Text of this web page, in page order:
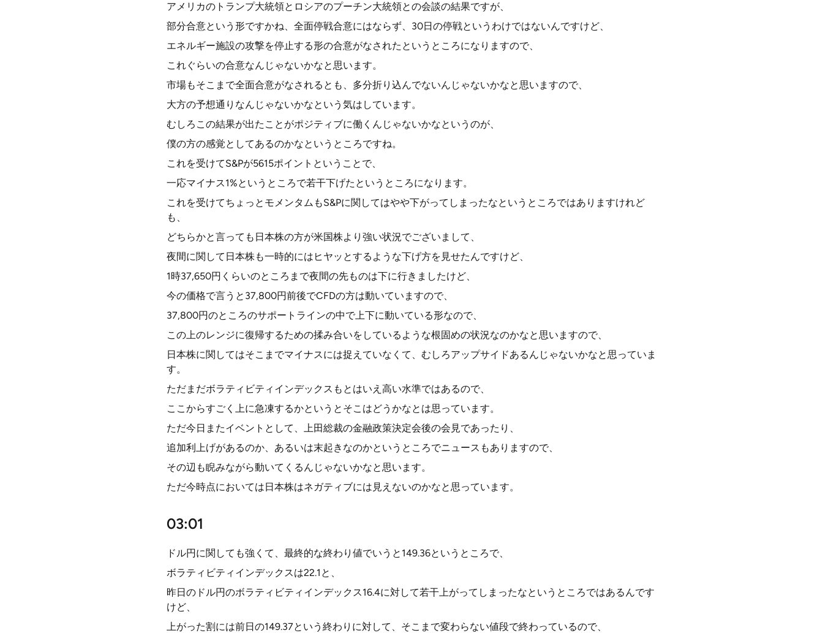
アメリカのトランプ大統領とロシアのプーチン大統領との会談の結果ですが、
部分合意という形ですかね、全面停戦合意にはならず、30日の停戦というわけではないんですけど、
エネルギー施設の攻撃を停止する形の合意がなされたというところになりますので、
これぐらいの合意なんじゃないかなと思います。
市場もそこまで全面合意がなされるとも、多分折り込んでないんじゃないかなと思いますので、
大方の予想通りなんじゃないかなという気はしています。
むしろこの結果が出たことがポジティブに働くんじゃないかなというのが、
僕の方の感覚としてあるのかなというところですね。
これを受けてS&Pが5615ポイントということで、
一応マイナス1%というところで若干下げたというところになります。
これを受けてちょっとモメンタムもS&Pに関してはやや下がってしまったなというところではありますけれど
も、
どちらかと言っても日本株の方が米国株より強い状況でございまして、
夜間に関して日本株も一時的にはヒヤッとするような下げ方を見せたんですけど、
1時37,650円くらいのところまで夜間の先ものは下に行きましたけど、
今の価格で言うと37,800円前後でCFDの方は動いていますので、
37,800円のところのサポートラインの中で上下に動いている形なので、
この上のレンジに復帰するための揉み合いをしているような根固めの状況なのかなと思いますので、
日本株に関してはそこまでマイナスには捉えていなくて、むしろアップサイドあるんじゃないかなと思っていま
す。
ただまだボラティビティインデックスもとはいえ高い水準ではあるので、
ここからすごく上に急凍するかというとそこはどうかなとは思っています。
ただ今日またイベントとして、上田総裁の金融政策決定会後の会見であったり、
追加利上げがあるのか、あるいは末起きなのかというところでニュースもありますので、
その辺も睨みながら動いてくるんじゃないかなと思います。
ただ今時点においては日本株はネガティブには見えないのかなと思っています。
03:01
ドル円に関しても強くて、最終的な終わり値でいうと149.36というところで、
ボラティビティインデックスは22.1と、
昨日のドル円のボラティビティインデックス16.4に対して若干上がってしまったなというところではあるんです
けど、
上がった割には前日の149.37という終わりに対して、そこまで変わらない値段で終わっているので、